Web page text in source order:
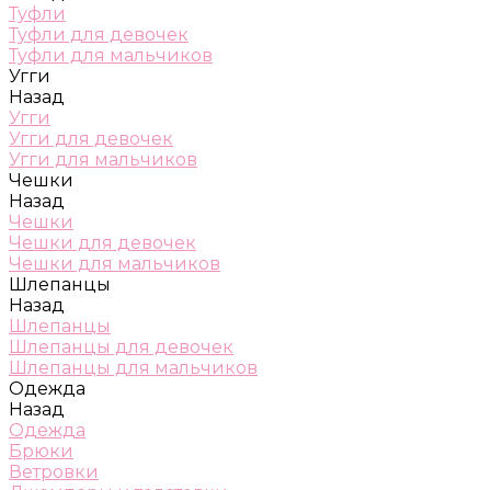
Туфли
Туфли для девочек
Туфли для мальчиков
Угги
Назад
Угги
Угги для девочек
Угги для мальчиков
Чешки
Назад
Чешки
Чешки для девочек
Чешки для мальчиков
Шлепанцы
Назад
Шлепанцы
Шлепанцы для девочек
Шлепанцы для мальчиков
Одежда
Назад
Одежда
Брюки
Ветровки